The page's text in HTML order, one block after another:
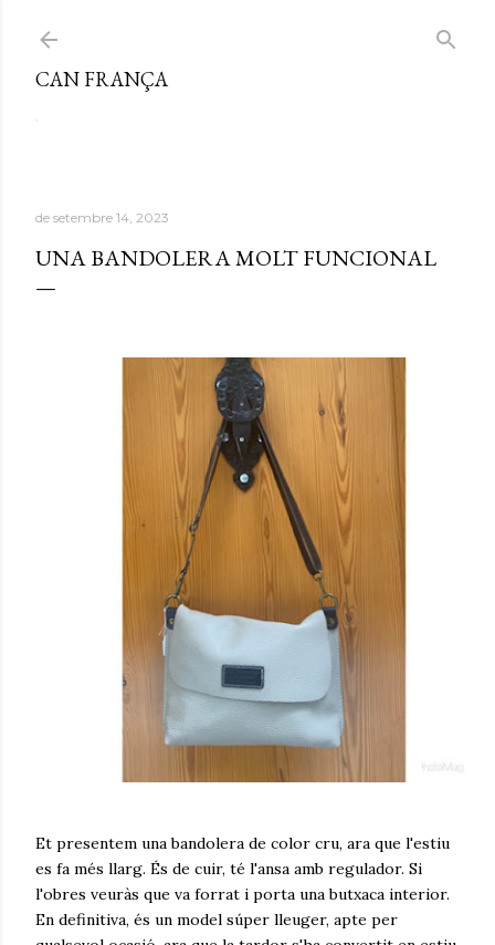
CAN FRANÇA
.
de setembre 14, 2023
UNA BANDOLERA MOLT FUNCIONAL
Et presentem una bandolera de color cru, ara que l'estiu
es fa més llarg. És de cuir, té l'ansa amb regulador. Si
l'obres veuràs que va forrat i porta una butxaca interior.
En definitiva, és un model súper lleuger, apte per